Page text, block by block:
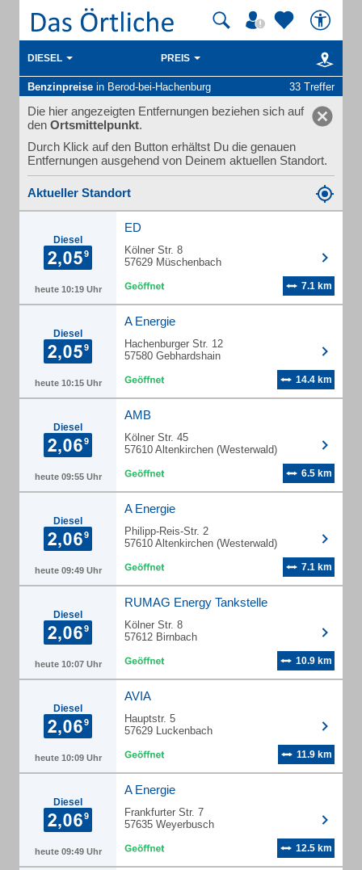
DIESEL PREIS
Benzinpreise in Berod-bei-Hachenburg 33 Treffer
Die hier angezeigten Entfernungen beziehen sich auf
den Ortsmittelpunkt.
Durch Klick auf den Button erhältst Du die genauen
Entfernungen ausgehend von Deinem aktuellen Standort.
Aktueller Standort
Diesel
heute 10:19 Uhr
ED
Kölner Str. 8
57629 Müschenbach
7.1 km
Diesel
heute 10:15 Uhr
A Energie
Hachenburger Str. 12
57580 Gebhardshain
14.4 km
Diesel
heute 09:55 Uhr
AMB
Kölner Str. 45
57610 Altenkirchen (Westerwald)
6.5 km
Diesel
heute 09:49 Uhr
A Energie
Philipp-Reis-Str. 2
57610 Altenkirchen (Westerwald)
7.1 km
Diesel
heute 10:07 Uhr
RUMAG Energy Tankstelle
Kölner Str. 8
57612 Birnbach
10.9 km
Diesel
heute 10:09 Uhr
AVIA
Hauptstr. 5
57629 Luckenbach
11.9 km
Diesel
heute 09:49 Uhr
A Energie
Frankfurter Str. 7
57635 Weyerbusch
12.5 km